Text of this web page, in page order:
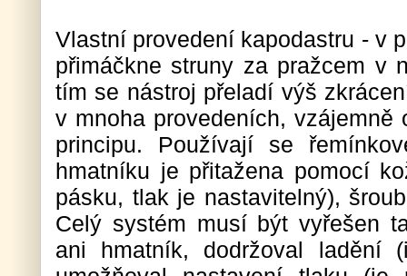
Vlastní provedení kapodastru - v
přimáčkne struny za pražcem v
tím se nástroj přeladí výš
v mnoha provedeních, vzájemně
principu. Používají se
hmatníku je přitažena pomocí
pásku, tlak je nastavitelný),
Celý systém musí být vyřešen
ani hmatník, dodržoval ladění